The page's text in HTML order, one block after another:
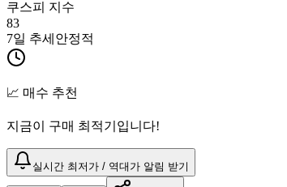
쿠스피 지수
83
7일 추세 안정적
📈 매수 추천
지금이 구매 최적기입니다!
실시간 최저가 / 역대가 알림 받기